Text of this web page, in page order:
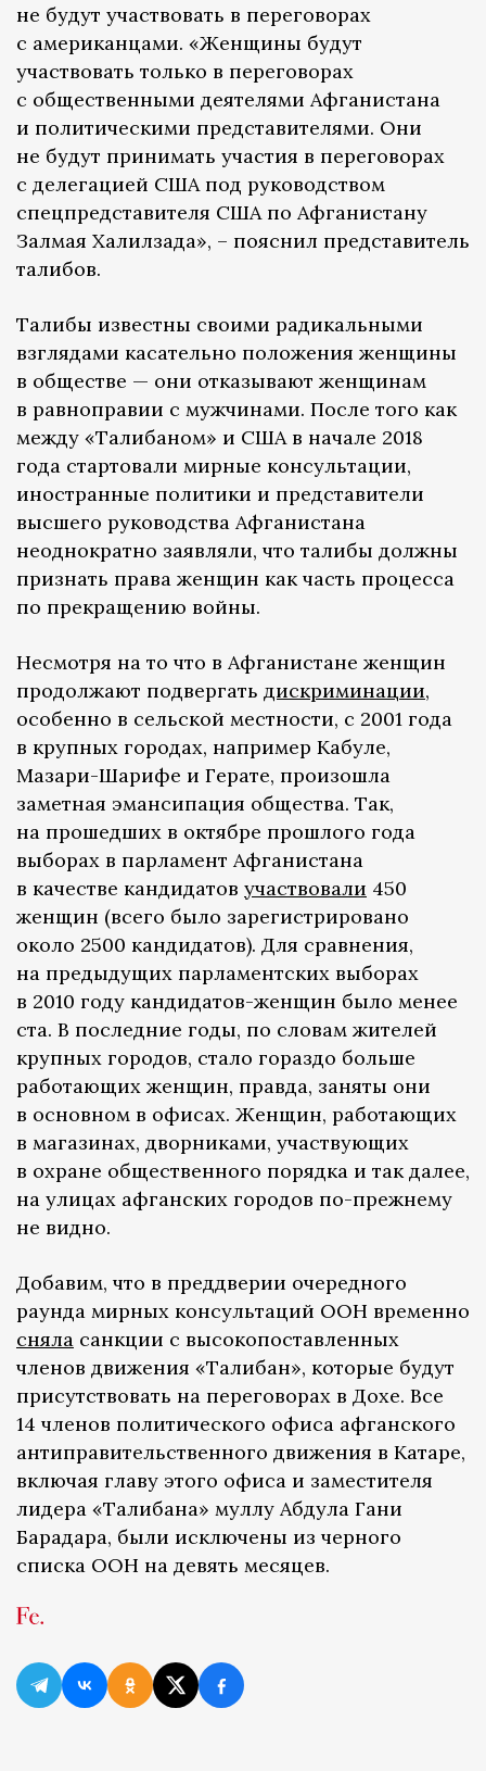
не будут участвовать в переговорах
с американцами. «Женщины будут
участвовать только в переговорах
с общественными деятелями Афганистана
и политическими представителями. Они
не будут принимать участия в переговорах
с делегацией США под руководством
спецпредставителя США по Афганистану
Залмая Халилзада», – пояснил представитель
талибов.
Талибы известны своими радикальными
взглядами касательно положения женщины
в обществе — они отказывают женщинам
в равноправии с мужчинами. После того как
между «Талибаном» и США в начале 2018
года стартовали мирные консультации,
иностранные политики и представители
высшего руководства Афганистана
неоднократно заявляли, что талибы должны
признать права женщин как часть процесса
по прекращению войны.
Несмотря на то что в Афганистане женщин
продолжают подвергать дискриминации,
особенно в сельской местности, с 2001 года
в крупных городах, например Кабуле,
Мазари-Шарифе и Герате, произошла
заметная эмансипация общества. Так,
на прошедших в октябре прошлого года
выборах в парламент Афганистана
в качестве кандидатов участвовали 450
женщин (всего было зарегистрировано
около 2500 кандидатов). Для сравнения,
на предыдущих парламентских выборах
в 2010 году кандидатов-женщин было менее
ста. В последние годы, по словам жителей
крупных городов, стало гораздо больше
работающих женщин, правда, заняты они
в основном в офисах. Женщин, работающих
в магазинах, дворниками, участвующих
в охране общественного порядка и так далее,
на улицах афганских городов по-прежнему
не видно.
Добавим, что в преддверии очередного
раунда мирных консультаций ООН временно
сняла санкции с высокопоставленных
членов движения «Талибан», которые будут
присутствовать на переговорах в Дохе. Все
14 членов политического офиса афганского
антиправительственного движения в Катаре,
включая главу этого офиса и заместителя
лидера «Талибана» муллу Абдула Гани
Барадара, были исключены из черного
списка ООН на девять месяцев.